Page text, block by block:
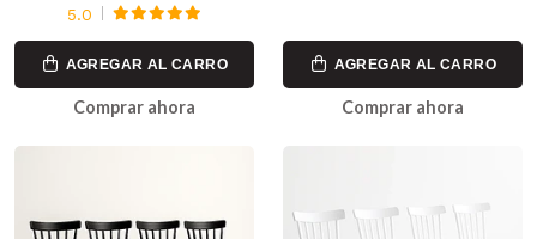
5.0
AGREGAR AL CARRO
Comprar ahora
AGREGAR AL CARRO
Comprar ahora